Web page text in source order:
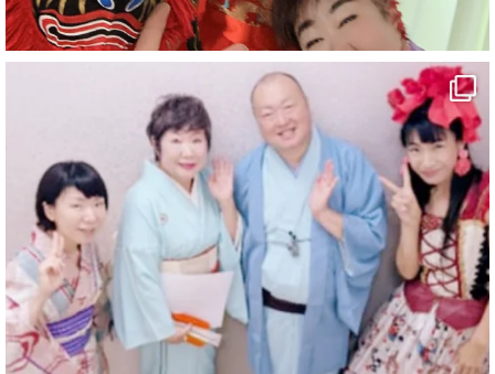
#旅行動画
#一人旅
#観光スポット
#旅行好きと繋がりたい
5 X
マジシャン派遣 パッションプリンセス【公式】
@comedy_illusion · 6 Aug
お疲れ様です